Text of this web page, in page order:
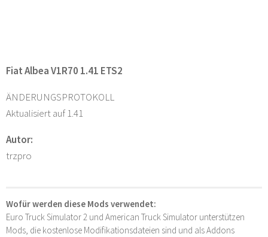
Fiat Albea V1R70 1.41 ETS2
ÄNDERUNGSPROTOKOLL
Aktualisiert auf 1.41
Autor:
trzpro
Wofür werden diese Mods verwendet:
Euro Truck Simulator 2 und American Truck Simulator unterstützen
Mods, die kostenlose Modifikationsdateien sind und als Addons